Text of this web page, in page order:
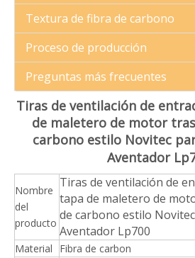
Textura de fibra de carbono
Proceso de producción
Preguntas más frecuentes
Tiras de ventilación de
de maletero de motor
carbono estilo Novitec
Aventador
Nombre
del
producto
Tiras de ventilación de
tapa de maletero de
de carbono estilo
Aventador Lp700
Material
Fibra de carbon